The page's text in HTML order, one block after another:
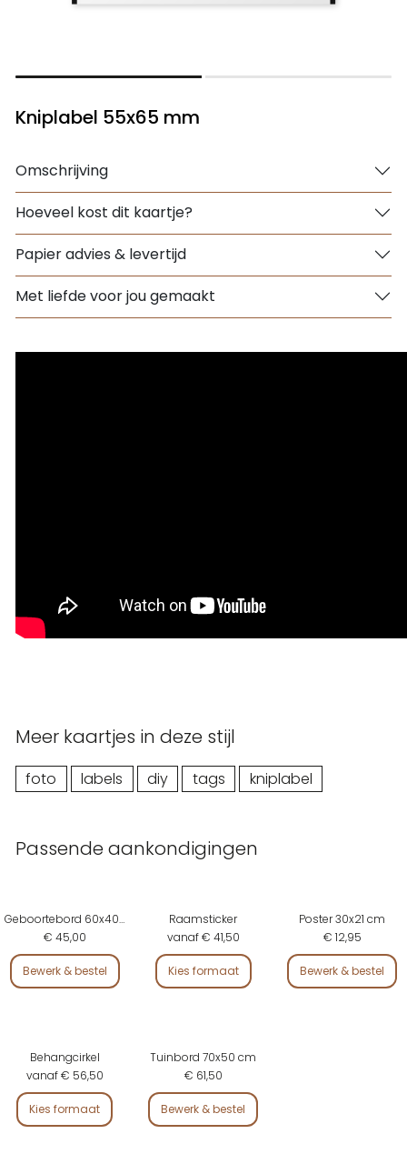
Kniplabel 55x65 mm
Omschrijving
Hoeveel kost dit kaartje?
Papier advies & levertijd
Met liefde voor jou gemaakt
Meer kaartjes in deze stijl
foto labels diy tags kniplabel
Passende aankondigingen
Geboortebord 60x40 cm
€ 45,00
Bewerk & bestel
Raamsticker
vanaf € 41,50
Kies formaat
Poster 30x21 cm
€ 12,95
Bewerk & bestel
Behangcirkel
vanaf € 56,50
Kies formaat
Tuinbord 70x50 cm
€ 61,50
Bewerk & bestel